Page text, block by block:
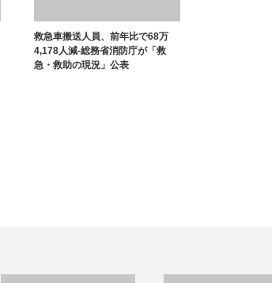
救急車搬送人員、前年比で68万
4,178人減-総務省消防庁が「救
急・救助の現況」公表